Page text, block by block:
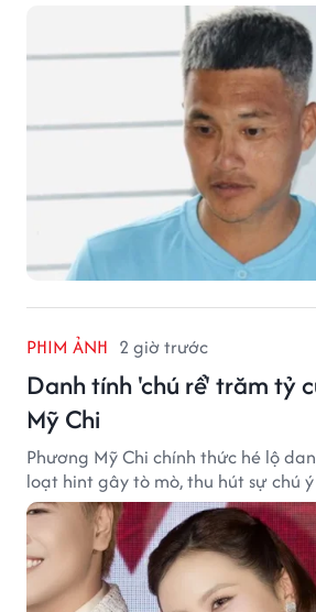
PHIM ẢNH 2 giờ trước
Danh tính 'chú rể' trăm tỷ
Mỹ Chi
Phương Mỹ Chi chính thức hé lộ
loạt hint gây tò mò, thu hút sự chú